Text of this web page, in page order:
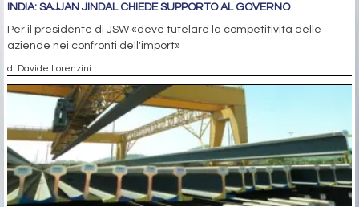
INDIA: SAJJAN JINDAL CHIEDE SUPPORTO AL GOVERNO
Per il presidente di JSW «deve tutelare la competitività delle
aziende nei confronti dell'import»
di Davide Lorenzini